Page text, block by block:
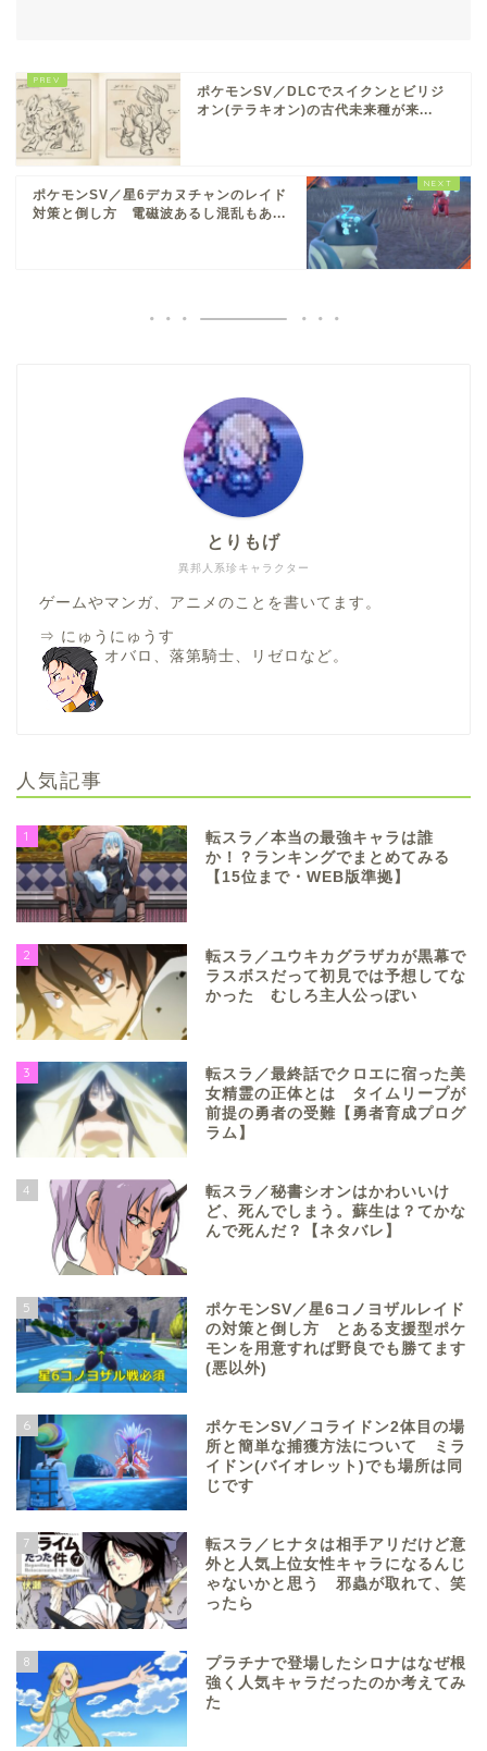
ポケモンSV／DLCでスイクンとビリジ
オン(テラキオン)の古代未来種が来...
ポケモンSV／星6デカヌチャンのレイド
対策と倒し方 電磁波あるし混乱もあ...
異邦人系珍キャラクター
とりもげ
ゲームやマンガ、アニメのことを書いてます。
⇒ にゅうにゅうす
オバロ、落第騎士、リゼロなど。
人気記事
1
転スラ／本当の最強キャラは誰
か！？ランキングでまとめてみる
【15位まで・WEB版準拠】
2
転スラ／ユウキカグラザカが黒幕で
ラスボスだって初見では予想してな
かった むしろ主人公っぽい
3
転スラ／最終話でクロエに宿った美
女精霊の正体とは タイムリープが
前提の勇者の受難【勇者育成プログ
ラム】
4
転スラ／秘書シオンはかわいいけ
ど、死んでしまう。蘇生は？てかな
んで死んだ？【ネタバレ】
5
ポケモンSV／星6コノヨザルレイド
の対策と倒し方 とある支援型ポケ
モンを用意すれば野良でも勝てます
(悪以外)
6
ポケモンSV／コライドン2体目の場
所と簡単な捕獲方法について ミラ
イドン(バイオレット)でも場所は同
じです
7
転スラ／ヒナタは相手アリだけど意
外と人気上位女性キャラになるんじ
ゃないかと思う 邪蟲が取れて、笑
ったら
8
プラチナで登場したシロナはなぜ根
強く人気キャラだったのか考えてみ
た